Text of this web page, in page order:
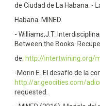
de Ciudad de La Habana. -
Habana. MINED.
- Williams,J.T.
Between the Books.
de: http://intertwining.org/
-Morin E. El desafío de la
http://ar.geocities.com/
requested.